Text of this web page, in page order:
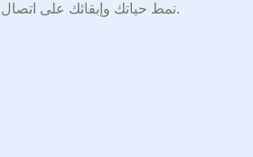
نمط حياتك وإبقائك على اتصال بالعالم.